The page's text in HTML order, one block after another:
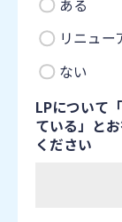
ある
リニュー
ない
LPについて
ている」と
ください